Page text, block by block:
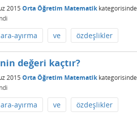
2015 Orta Öğretim Matematikkategorisinde
ayırma ve özdeşlikler
değeri kaçtır?
2015 Orta Öğretim Matematikkategorisinde
ayırma ve özdeşlikler